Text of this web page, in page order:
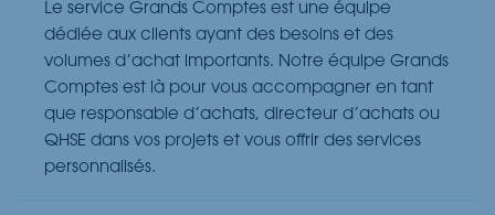
Le service Grands Comptes est une équipe
dédiée aux clients ayant des besoins et des
volumes d’achat importants. Notre équipe Grands
Comptes est là pour vous accompagner en tant
que responsable d’achats, directeur d’achats ou
QHSE dans vos projets et vous offrir des services
personnalisés.